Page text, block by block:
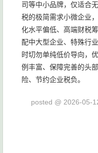
司等中小品牌，仅适合
税的极简需求小微企业
化水平偏低、高端财税
配中大型企业、特殊行
时切勿单纯低价导向，
例丰富、保障完善的头
险、节约企业税负。
posted @ 2026-05-